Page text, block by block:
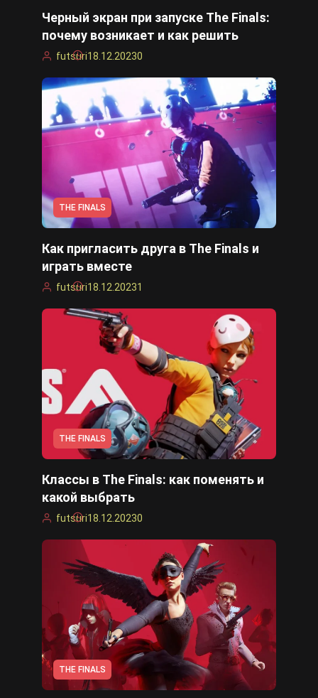
Черный экран при запуске The Finals:
почему возникает и как решить
futsuri18.12.20230
THE FINALS
Как пригласить друга в The Finals и
играть вместе
futsuri18.12.20231
THE FINALS
Классы в The Finals: как поменять и
какой выбрать
futsuri18.12.20230
THE FINALS